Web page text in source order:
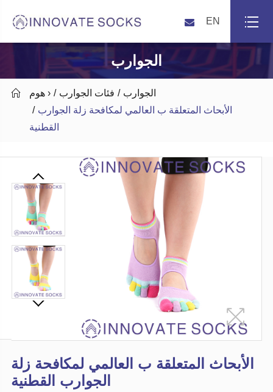
EN
الجوارب
 هوم › فئات الجوارب
الجوارب
الأبحاث المتعلقة ب العالمي لمكافحة زلة الجوارب
القطنية
الأبحاث المتعلقة ب العالمي لمكافحة زلة
الجوارب القطنية